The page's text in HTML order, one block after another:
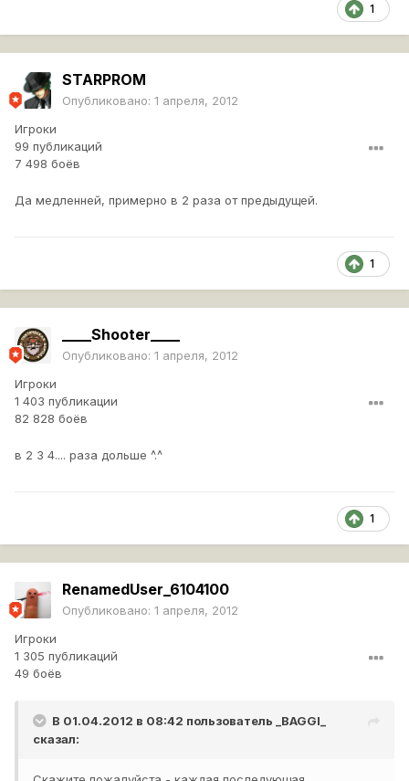
1
STARPROM
Опубликовано: 1 апреля, 2012
Игроки
99 публикаций
7 498 боёв
Да медленней, примерно в 2 раза от предыдущей.
1
____Shooter____
Опубликовано: 1 апреля, 2012
Игроки
1 403 публикации
82 828 боёв
в 2 3 4.... раза дольше ^.^
1
RenamedUser_6104100
Опубликовано: 1 апреля, 2012
Игроки
1 305 публикаций
49 боёв
В 01.04.2012 в 08:42 пользователь _BAGGI_
сказал: